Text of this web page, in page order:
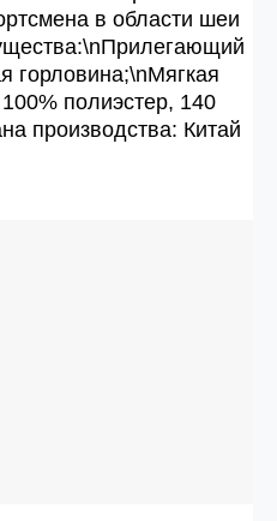
в области шеи
горловина;\nМягкая
полиэстер, 140
производства: Китай